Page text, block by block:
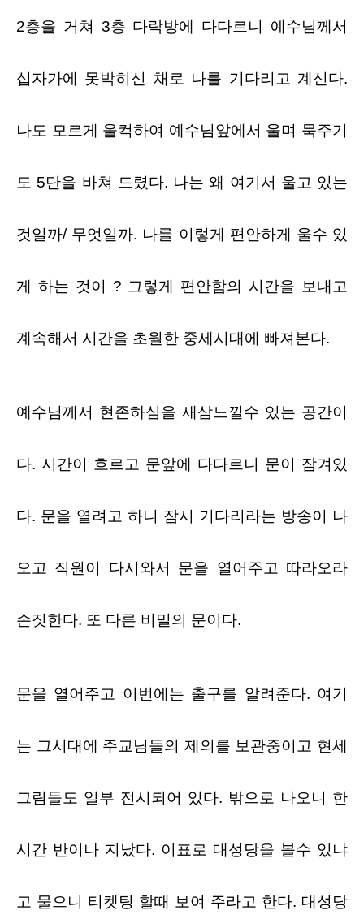
2층을 거쳐 3층 다락방에 다다르니 예수님께서
십자가에 못박히신 채로 나를 기다리고 계신다.
나도 모르게 울컥하여 예수님앞에서 울며 묵주기
도 5단을 바쳐 드렸다. 나는 왜 여기서 울고 있는
것일까/ 무엇일까. 나를 이렇게 편안하게 울수 있
게 하는 것이 ? 그렇게 편안함의 시간을 보내고
계속해서 시간을 초월한 중세시대에 빠져본다.
예수님께서 현존하심을 새삼느낄수 있는 공간이
다. 시간이 흐르고 문앞에 다다르니 문이 잠겨있
다. 문을 열려고 하니 잠시 기다리라는 방송이 나
오고 직원이 다시와서 문을 열어주고 따라오라
손짓한다. 또 다른 비밀의 문이다.
문을 열어주고 이번에는 출구를 알려준다. 여기
는 그시대에 주교님들의 제의를 보관중이고 현세
그림들도 일부 전시되어 있다. 밖으로 나오니 한
시간 반이나 지났다. 이표로 대성당을 볼수 있냐
고 물으니 티켓팅 할때 보여 주라고 한다. 대성당